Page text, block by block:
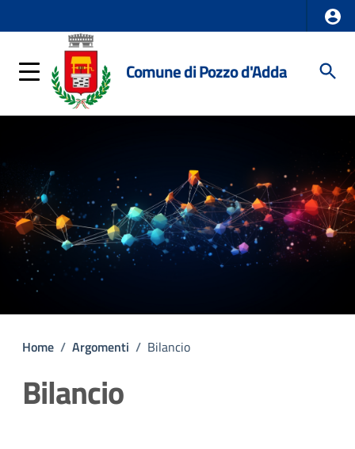
Comune di Pozzo d'Adda
Home / Argomenti / Bilancio
Bilancio